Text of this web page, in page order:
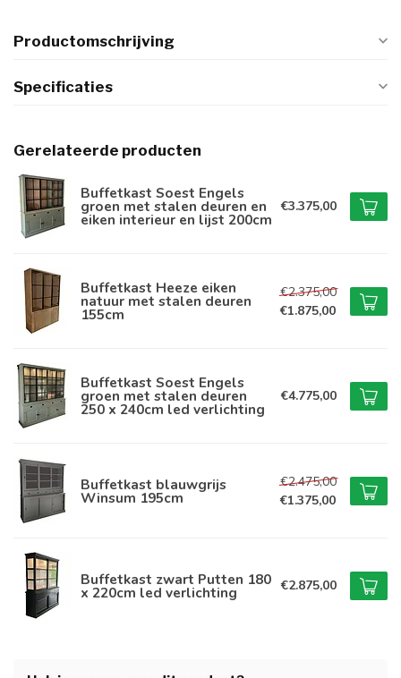
Productomschrijving
Specificaties
Gerelateerde producten
Buffetkast Soest Engels
groen met stalen deuren en
eiken interieur en lijst 200cm
€3.375,00
Buffetkast Heeze eiken
natuur met stalen deuren
155cm
€2.375,00
€1.875,00
Buffetkast Soest Engels
groen met stalen deuren
250 x 240cm led verlichting
€4.775,00
Buffetkast blauwgrijs
Winsum 195cm
€2.475,00
€1.375,00
Buffetkast zwart Putten 180
x 220cm led verlichting €2.875,00